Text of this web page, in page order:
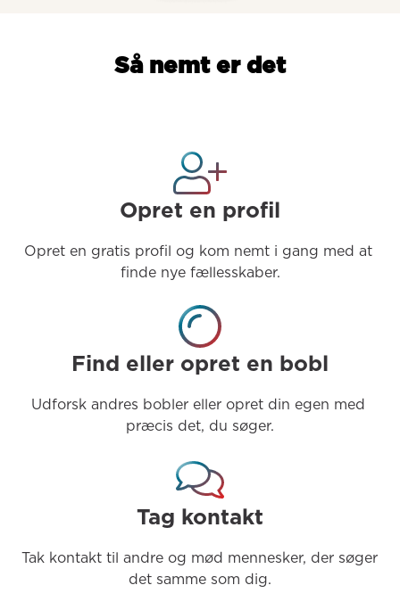
Så nemt er det
Opret en profil
Opret en gratis profil og kom nemt i gang med at
finde nye fællesskaber.
Find eller opret en bobl
Udforsk andres bobler eller opret din egen med
præcis det, du søger.
Tag kontakt
Tak kontakt til andre og mød mennesker, der søger
det samme som dig.